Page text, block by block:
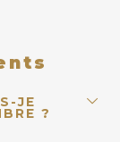
JE
?